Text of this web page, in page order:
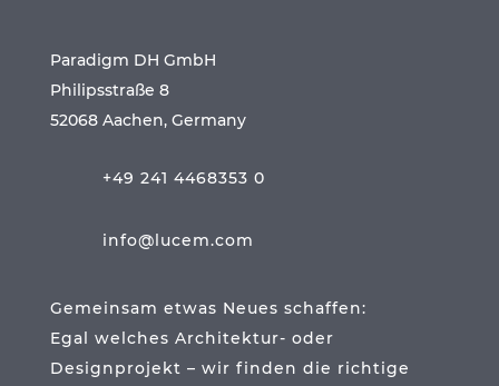
Paradigm DH GmbH
Philipsstraße 8
52068 Aachen, Germany
+49 241 4468353 0
info@lucem.com
Gemeinsam etwas Neues schaffen:
Egal welches Architektur- oder
Designprojekt – wir finden die richtige